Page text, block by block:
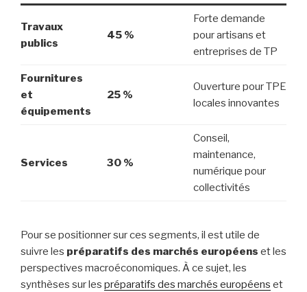
Travaux
publics
45 %
Forte demande
pour artisans et
entreprises de TP
Fournitures
et
équipements
25 %
Ouverture pour TPE
locales innovantes
Services 30 %
Conseil,
maintenance,
numérique pour
collectivités
Pour se positionner sur ces segments, il est utile de
suivre les préparatifs des marchés européens et les
perspectives macroéconomiques. À ce sujet, les
synthèses sur les préparatifs des marchés européens et